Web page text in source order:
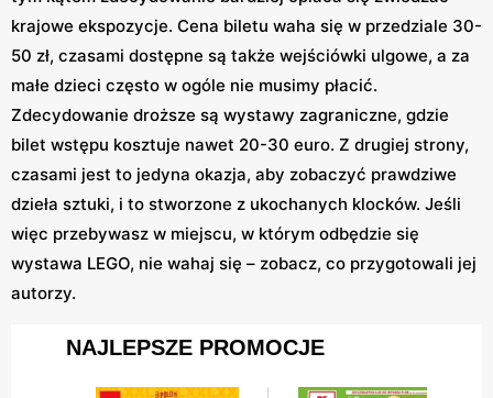
krajowe ekspozycje. Cena biletu waha się w przedziale 30-
50 zł, czasami dostępne są także wejściówki ulgowe, a za
małe dzieci często w ogóle nie musimy płacić.
Zdecydowanie droższe są wystawy zagraniczne, gdzie
bilet wstępu kosztuje nawet 20-30 euro. Z drugiej strony,
czasami jest to jedyna okazja, aby zobaczyć prawdziwe
dzieła sztuki, i to stworzone z ukochanych klocków. Jeśli
więc przebywasz w miejscu, w którym odbędzie się
wystawa LEGO, nie wahaj się – zobacz, co przygotowali jej
autorzy.